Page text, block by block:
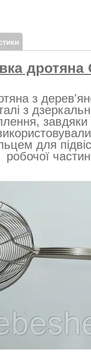
дротяна
з
з
для
робочої